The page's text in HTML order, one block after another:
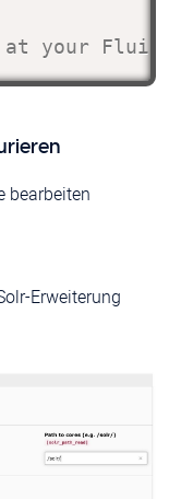
your Fluid
bearbeiten
Erweiterung